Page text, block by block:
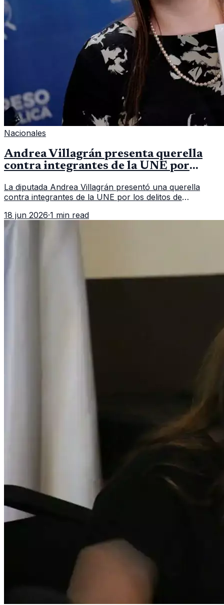
Nacionales
Andrea Villagrán presenta querella
contra integrantes de la UNE por
La diputada Andrea Villagrán presentó una querella
contra integrantes de la UNE por los delitos de
18 jun 2026·1 min read